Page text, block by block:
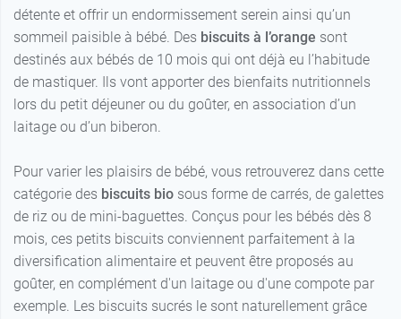
détente et offrir un endormissement serein ainsi qu’un
sommeil paisible à bébé. Des biscuits à l’orange sont
destinés aux bébés de 10 mois qui ont déjà eu l’habitude
de mastiquer. Ils vont apporter des bienfaits nutritionnels
lors du petit déjeuner ou du goûter, en association d’un
laitage ou d’un biberon.
Pour varier les plaisirs de bébé, vous retrouverez dans cette
catégorie des biscuits bio sous forme de carrés, de galettes
de riz ou de mini-baguettes. Conçus pour les bébés dès 8
mois, ces petits biscuits conviennent parfaitement à la
diversification alimentaire et peuvent être proposés au
goûter, en complément d'un laitage ou d'une compote par
exemple. Les biscuits sucrés le sont naturellement grâce